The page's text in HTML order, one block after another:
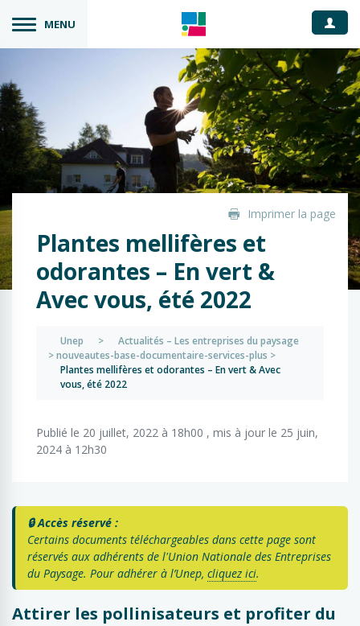
MENU
Imprimer la page
Plantes mellifères et
odorantes – En vert &
Avec vous, été 2022
Unep >
Actualités – Les entreprises du paysage
>nouveautes-base-documentaire-services-plus >
Plantes mellifères et odorantes – En vert & Avec
vous, été 2022
Publié le 20 juillet, 2022 à 18h00 , mis à jour le 25 juin,
2024 à 12h30
🔒 Accès réservé :
Certains documents téléchargeables dans cette page sont
réservés aux adhérents de l'Union Nationale des Entreprises
du Paysage. Pour adhérer à l’Unep, cliquez ici.
Attirer les pollinisateurs et profiter du